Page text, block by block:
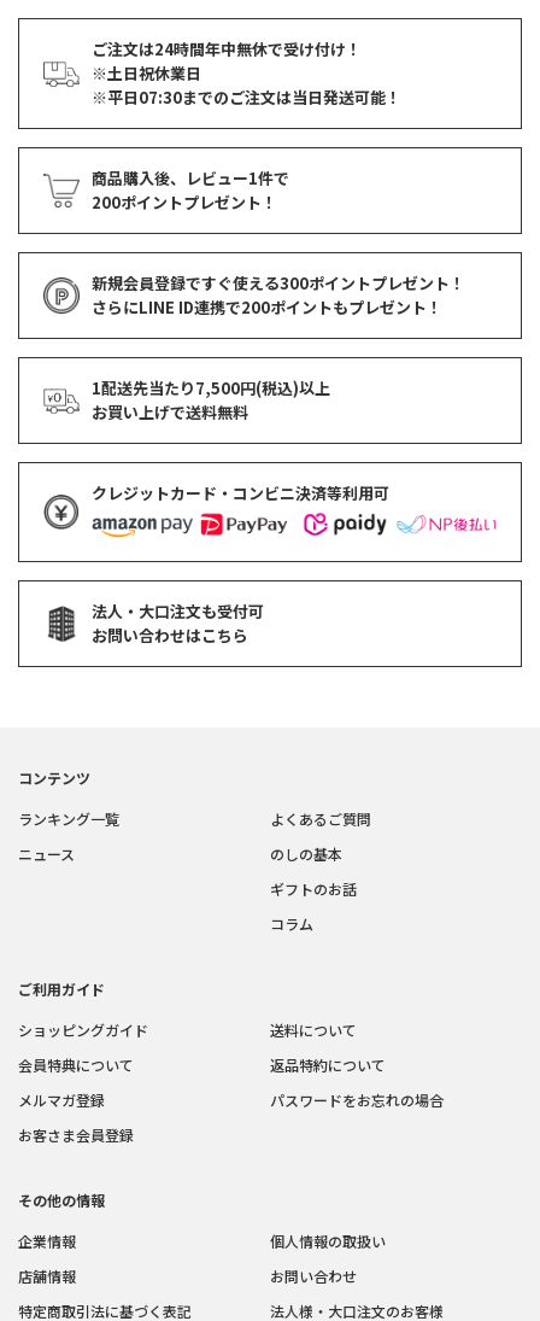
ご注文は24時間年中無休で受け付け！
※土日祝休業日
※平日07:30までのご注文は当日発送可能！
商品購入後、レビュー1件で
200ポイントプレゼント！
新規会員登録ですぐ使える300ポイントプレゼント！
さらにLINE ID連携で200ポイントもプレゼント！
1配送先当たり7,500円(税込)以上
お買い上げで送料無料
クレジットカード・コンビニ決済等利用可
法人・大口注文も受付可
お問い合わせはこちら
コンテンツ
ランキング一覧
ニュース
よくあるご質問
のしの基本
ギフトのお話
コラム
ご利用ガイド
ショッピングガイド
会員特典について
メルマガ登録
お客さま会員登録
送料について
返品特約について
パスワードをお忘れの場合
その他の情報
企業情報
店舗情報
特定商取引法に基づく表記
個人情報の取扱い
お問い合わせ
法人様・大口注文のお客様